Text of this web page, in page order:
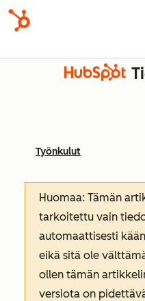
Työnkulut
Huomaa: Tämän
tarkoitettu vain
automaattisesti
eikä sitä ole
ollen tämän
versiota on